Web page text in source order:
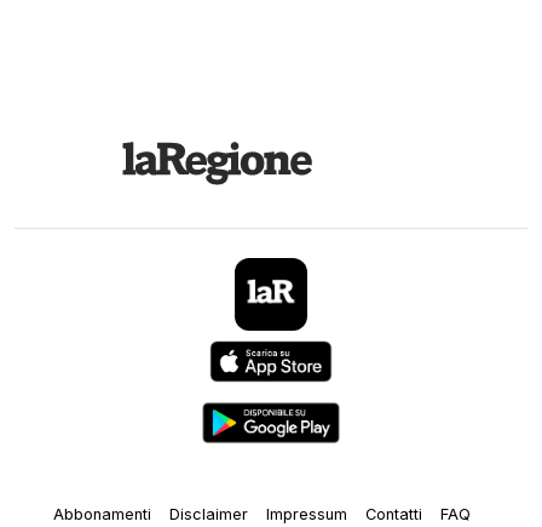
Abbonamenti Disclaimer Impressum Contatti
FAQ